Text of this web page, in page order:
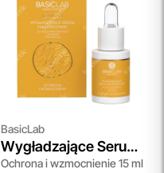
BasicLab
Wygładzające Serum
na Końcówki
Ochrona i wzmocnienie 15 ml